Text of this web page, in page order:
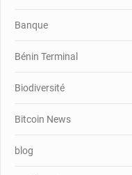
Banque
Bénin Terminal
Biodiversité
Bitcoin News
blog